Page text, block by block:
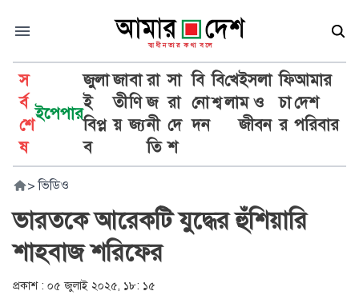
স
র্ব
শে
ষ
ইপেপার
জুলা
ই
বিপ্ল
ব
জা
তী
য়
বা
ণি
জ্য
রা
জ
নী
তি
সা
রা
দে
শ
বি
নো
দন
বি
শ্ব
খে
লা
ইসলা
ম ও
জীবন
ফি
চা
র
আমার
দেশ
পরিবার
> ভিডিও
ভারতকে আরেকটি যুদ্ধের হুঁশিয়ারি
শাহবাজ শরিফের
প্রকাশ : ০৫ জুলাই ২০২৫, ১৮: ১৫